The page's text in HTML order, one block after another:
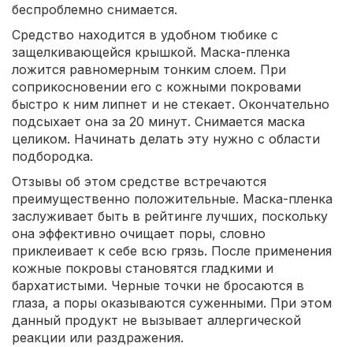
беспроблемно снимается.
Средство находится в удобном тюбике с
защелкивающейся крышкой. Маска-пленка
ложится равномерным тонким слоем. При
соприкосновении его с кожными покровами
быстро к ним липнет и не стекает. Окончательно
подсыхает она за 20 минут. Снимается маска
целиком. Начинать делать эту нужно с области
подбородка.
Отзывы об этом средстве встречаются
преимущественно положительные. Маска-пленка
заслуживает быть в рейтинге лучших, поскольку
она эффективно очищает поры, словно
приклеивает к себе всю грязь. После применения
кожные покровы становятся гладкими и
бархатистыми. Черные точки не бросаются в
глаза, а поры оказываются суженными. При этом
данный продукт не вызывает аллергической
реакции или раздражения.